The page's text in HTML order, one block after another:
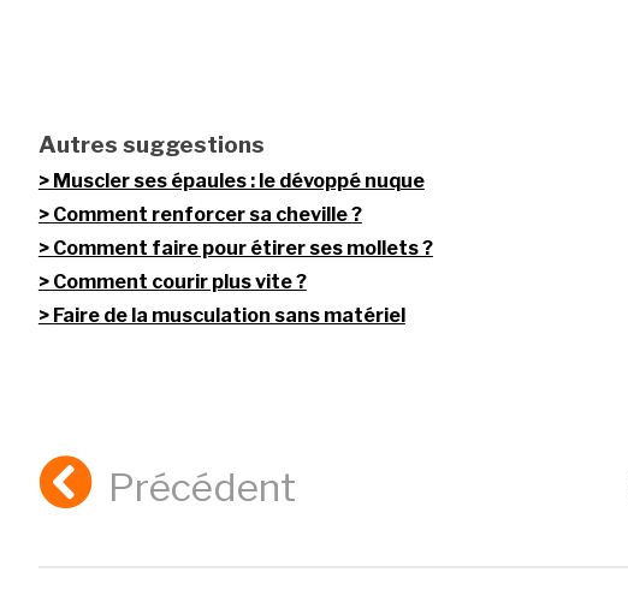
Autres suggestions
Muscler ses épaules : le dévoppé nuque
Comment renforcer sa cheville ?
Comment faire pour étirer ses mollets ?
Comment courir plus vite ?
Faire de la musculation sans matériel
Précédent